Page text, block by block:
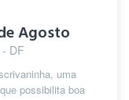
Agosto
DF
uma
possibilita boa